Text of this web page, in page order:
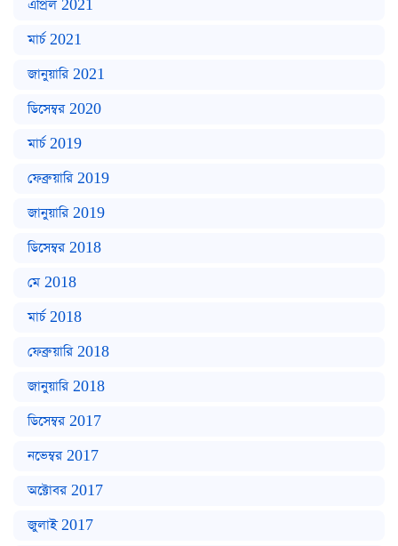
এপ্রিল 2021
মার্চ 2021
জানুয়ারি 2021
ডিসেম্বর 2020
মার্চ 2019
ফেব্রুয়ারি 2019
জানুয়ারি 2019
ডিসেম্বর 2018
মে 2018
মার্চ 2018
ফেব্রুয়ারি 2018
জানুয়ারি 2018
ডিসেম্বর 2017
নভেম্বর 2017
অক্টোবর 2017
জুলাই 2017